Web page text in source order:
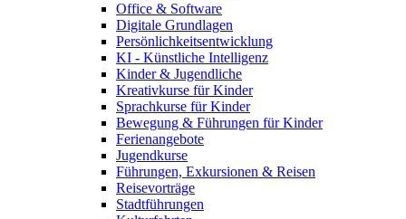
Office & Software
Digitale Grundlagen
Persönlichkeitsentwicklung
KI - Künstliche Intelligenz
Kinder & Jugendliche
Kreativkurse für Kinder
Sprachkurse für Kinder
Bewegung & Führungen für Kinder
Ferienangebote
Jugendkurse
Führungen, Exkursionen & Reisen
Reisevorträge
Stadtführungen